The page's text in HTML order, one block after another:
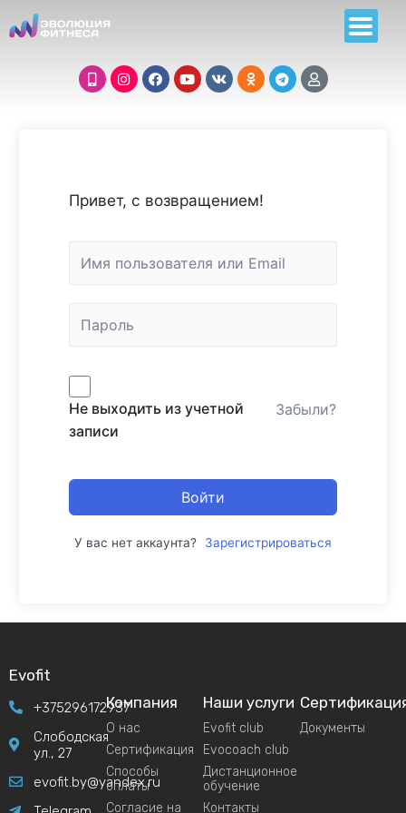
Привет, с возвращением!
Не выходить из учетной
записи
Забыли?
Войти
У вас нет аккаунта? Зарегистрироваться
Evofit
+375296172937
Слободская
ул., 27
evofit.by@yandex.ru
Компания
О нас
Сертификация
Способы
оплаты
Согласие на
Наши услуги
Evofit club
Evocoach club
Дистанционное
обучение
Контакты
Документы